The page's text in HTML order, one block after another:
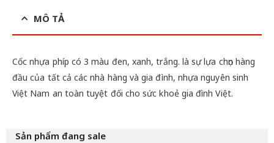
MÔ TẢ
Cốc nhựa phíp có 3 màu đen, xanh, trắng. là sự lựa chọn hàng
đầu của tất cả các nhà hàng và gia đình, nhựa nguyên sinh
Việt Nam an toàn tuyệt đối cho sức khoẻ gia đình Việt.
Sản phẩm đang sale